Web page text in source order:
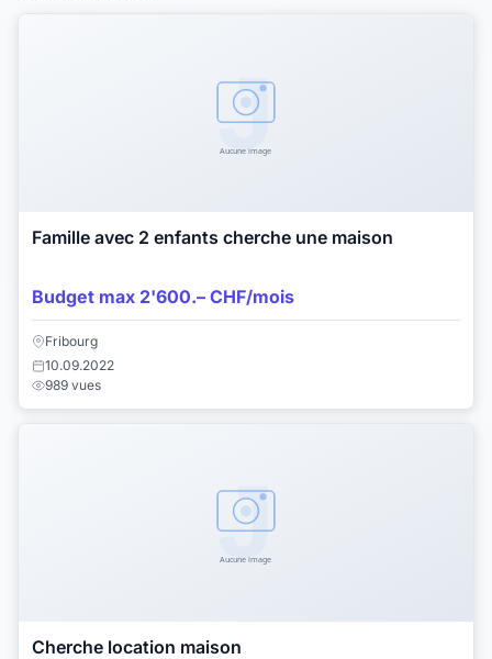
Famille avec 2 enfants cherche une maison
Budget max 2'600.– CHF/mois
Fribourg
10.09.2022
989 vues
Cherche location maison